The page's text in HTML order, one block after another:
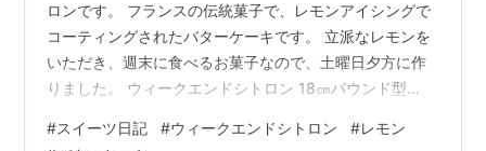
ロンです。 フランスの伝統菓子で、レモンアイシングで
コーティングされたバターケーキです。 立派なレモンを
いただき、週末に食べるお菓子なので、土曜日夕方に作
りました。 ウィークエンドシトロン 18㎝パウンド型
1個分 無塩バター80g 薄力粉80g ベーキングパウダー小
#スイーツ日記 #ウィークエンドシトロン #レモン